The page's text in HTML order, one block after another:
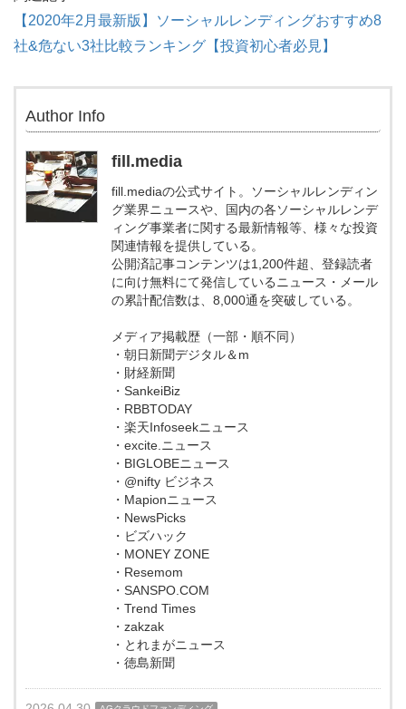
【2020年2月最新版】ソーシャルレンディングおすすめ8
社&危ない3社比較ランキング【投資初心者必見】
Author Info
fill.media
fill.mediaの公式サイト。ソーシャルレンディン
グ業界ニュースや、国内の各ソーシャルレンデ
ィング事業者に関する最新情報等、様々な投資
関連情報を提供している。
公開済記事コンテンツは1,200件超、登録読者
に向け無料にて発信しているニュース・メール
の累計配信数は、8,000通を突破している。
メディア掲載歴（一部・順不同）
・朝日新聞デジタル＆m
・財経新聞
・SankeiBiz
・RBBTODAY
・楽天Infoseekニュース
・excite.ニュース
・BIGLOBEニュース
・@nifty ビジネス
・Mapionニュース
・NewsPicks
・ビズハック
・MONEY ZONE
・Resemom
・SANSPO.COM
・Trend Times
・zakzak
・とれまがニュース
・徳島新聞